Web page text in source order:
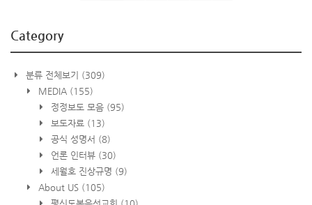
Category
분류 전체보기 (309)
MEDIA (155)
정정보도 모음 (95)
보도자료 (13)
공식 성명서 (8)
언론 인터뷰 (30)
세월호 진상규명 (9)
About US (105)